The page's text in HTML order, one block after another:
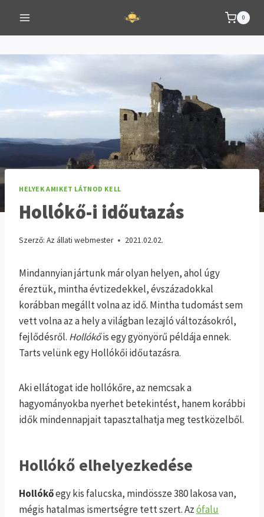
content
0
HELYEK AMIKET LÁTNOD KELL
Hollókő-i időutazás
Szerző: Az állati webmester 2021.02.02.
Mindannyian jártunk már olyan helyen, ahol úgy
éreztük, mintha évtizedekkel, évszázadokkal
korábban megállt volna az idő. Mintha tudomást sem
vett volna az a hely a világban lezajló változásokról,
fejlődésről. Hollókőis egy gyönyörű példája ennek.
Tarts velünk egy Hollókőiidőutazásra.
Aki ellátogat ide hollókőre, az nemcsak a
hagyományokba nyerhet betekintést, hanem korábbi
idők mindennapjait tapasztalhatja meg testközelből.
Hollókő elhelyezkedése
Hollókőegy kis falucska, mindössze 380 lakosa van,
mégis hatalmas ismertségre tett szert. Azófalu